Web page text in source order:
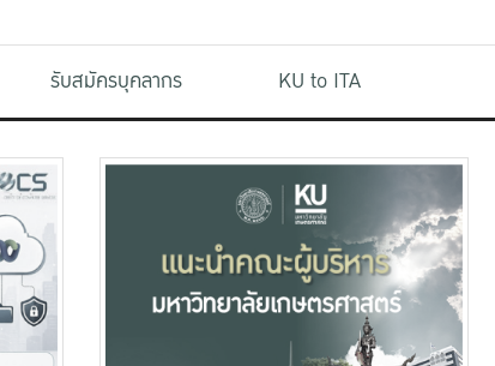
รับสมัครบุคลากร KU to ITA